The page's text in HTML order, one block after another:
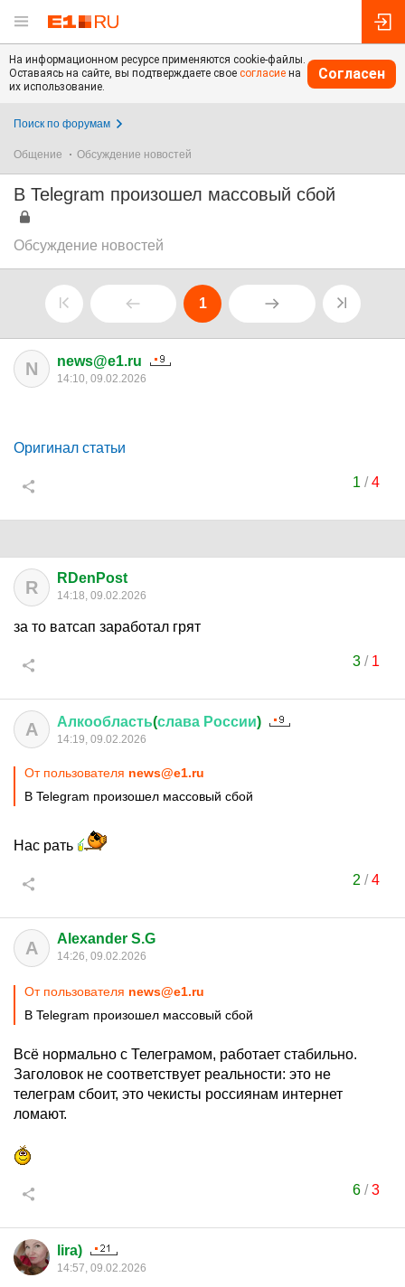
На информационном ресурсе применяются cookie-файлы.
Оставаясь на сайте, вы подтверждаете свое согласие на
их использование.
Согласен
Поиск по форумам
Общение Обсуждение новостей
В Telegram произошел массовый сбой
Обсуждение новостей
1
N news@e1.ru
14:10, 09.02.2026
Оригинал статьи
1 /4
R RDenPost
14:18, 09.02.2026
за то ватсап заработал грят
3/ 1
А Алкообласть(слава России)
14:19, 09.02.2026
От пользователя news@e1.ru
В Telegram произошел массовый сбой
Нас рать
2 /4
A Alexander S.G
14:26, 09.02.2026
От пользователя news@e1.ru
В Telegram произошел массовый сбой
Всё нормально с Телеграмом, работает стабильно.
Заголовок не соответствует реальности: это не
телеграм сбоит, это чекисты россиянам интернет
ломают.
6/3
lira)
14:57, 09.02.2026